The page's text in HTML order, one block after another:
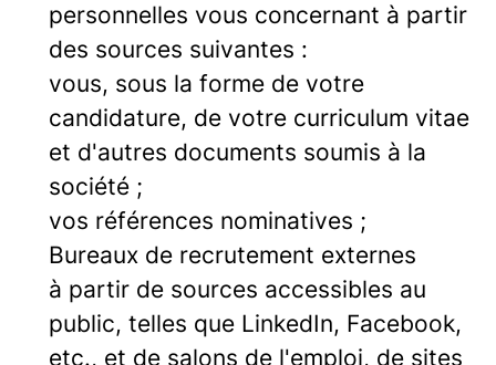
personnelles vous concernant à partir
des sources suivantes :
vous, sous la forme de votre
candidature, de votre curriculum vitae
et d'autres documents soumis à la
société ;
vos références nominatives ;
Bureaux de recrutement externes
à partir de sources accessibles au
public, telles que LinkedIn, Facebook,
etc., et de salons de l'emploi, de sites